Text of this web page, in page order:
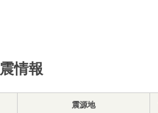
情報
震源地